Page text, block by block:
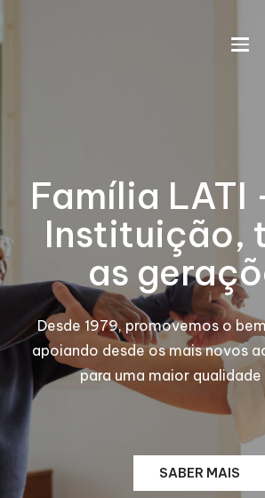
Família LATI
Instituição,
as
Desde 1979, promovemos o
apoiando desde os mais novos
para uma maior qualidade
SABER MAIS